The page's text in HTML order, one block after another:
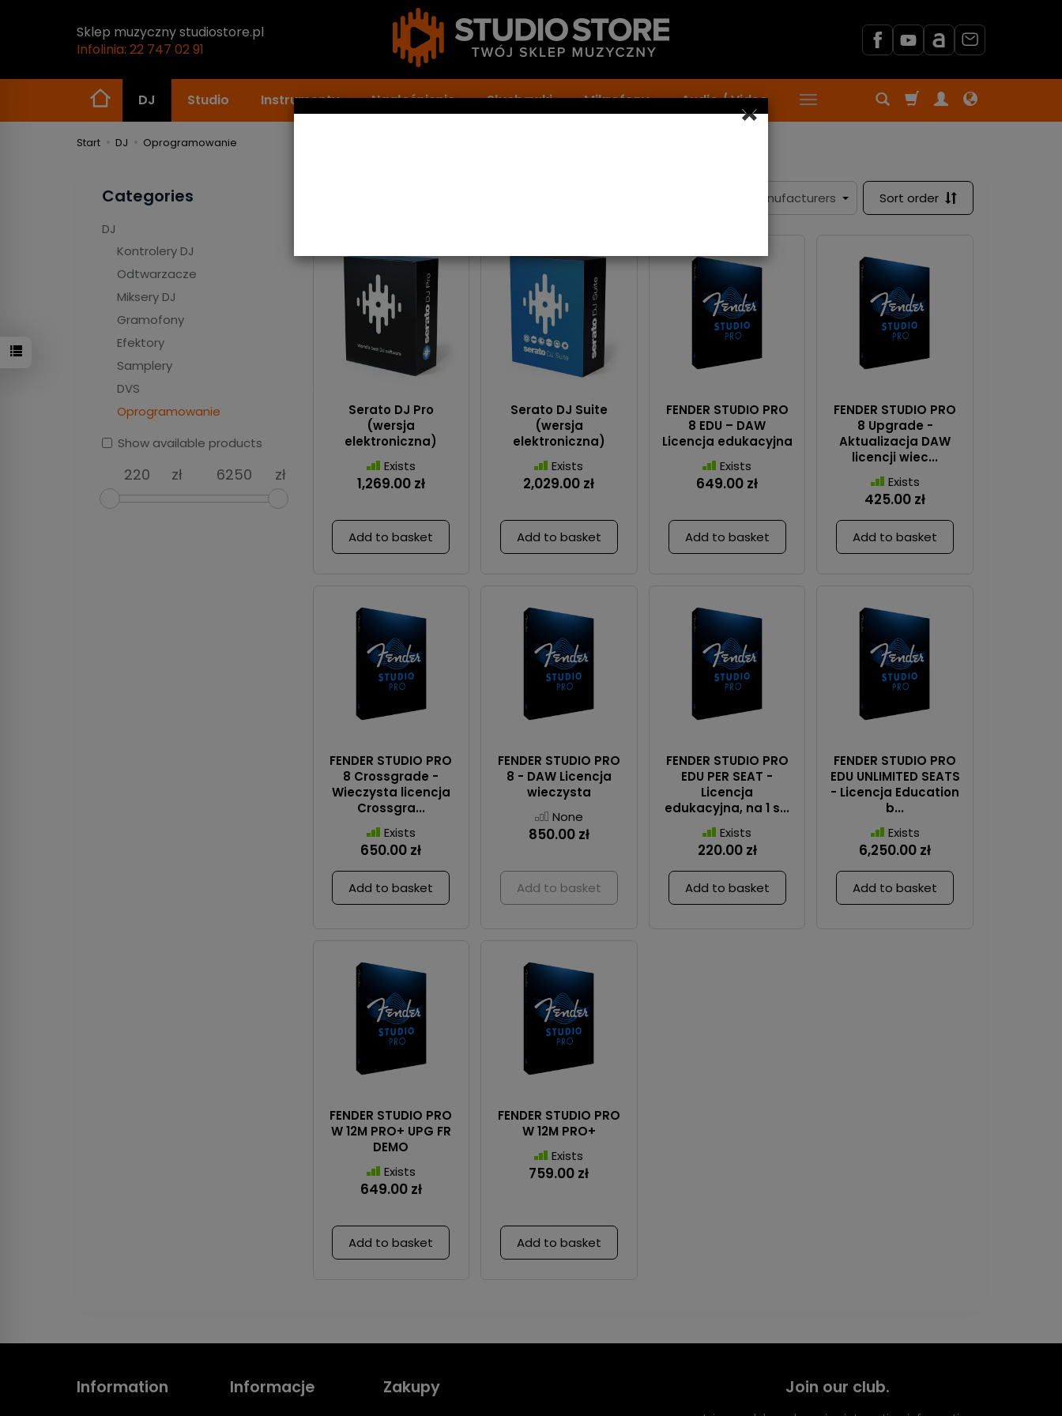
×
Sklep muzyczny studiostore.pl
Infolinia: 22 747 02 91
DJ Studio Instrumenty Nagłośnienie Słuchawki Mikrofony Audio / Video
Start DJ Oprogramowanie
Sort order
Serato DJ Pro
(wersja
elektroniczna)
Exists
1,269.00 zł
Add to basket
Serato DJ Suite
(wersja
elektroniczna)
Exists
2,029.00 zł
Add to basket
FENDER STUDIO PRO
8 EDU – DAW
Licencja edukacyjna
Exists
649.00 zł
Add to basket
FENDER STUDIO PRO
8 Upgrade -
Aktualizacja DAW
licencji wiec...
Exists
425.00 zł
Add to basket
FENDER STUDIO PRO
8 Crossgrade -
Wieczysta licencja
Crossgra...
Exists
650.00 zł
Add to basket
FENDER STUDIO PRO
8 - DAW Licencja
wieczysta
None
850.00 zł
Add to basket
FENDER STUDIO PRO
EDU PER SEAT -
Licencja
edukacyjna, na 1 s...
Exists
220.00 zł
Add to basket
FENDER STUDIO PRO
EDU UNLIMITED SEATS
- Licencja Education
b...
Exists
6,250.00 zł
Add to basket
FENDER STUDIO PRO
W 12M PRO+ UPG FR
DEMO
Exists
649.00 zł
Add to basket
FENDER STUDIO PRO
W 12M PRO+
Exists
759.00 zł
Add to basket
Categories
DJ
Kontrolery DJ
Odtwarzacze
Miksery DJ
Gramofony
Efektory
Samplery
DVS
Oprogramowanie
Show available products
zł zł
Information Informacje Zakupy Join our club.